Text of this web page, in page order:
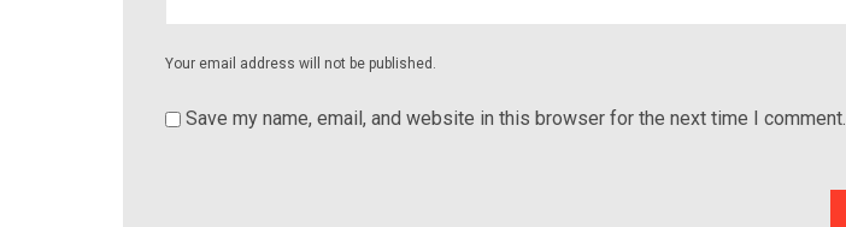
Your email address will not be published.
Save my name, email, and website in this browser for the next time I comment.